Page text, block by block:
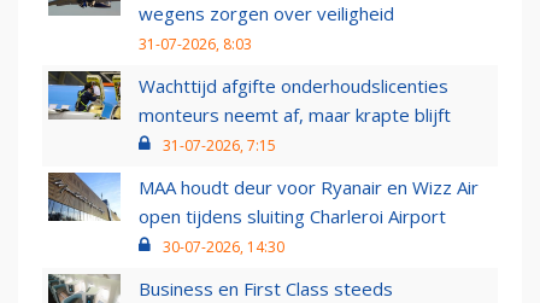
wegens zorgen over veiligheid
31-07-2026, 8:03
Wachttijd afgifte onderhoudslicenties
monteurs neemt af, maar krapte blijft
31-07-2026, 7:15
MAA houdt deur voor Ryanair en Wizz Air
open tijdens sluiting Charleroi Airport
30-07-2026, 14:30
Business en First Class steeds